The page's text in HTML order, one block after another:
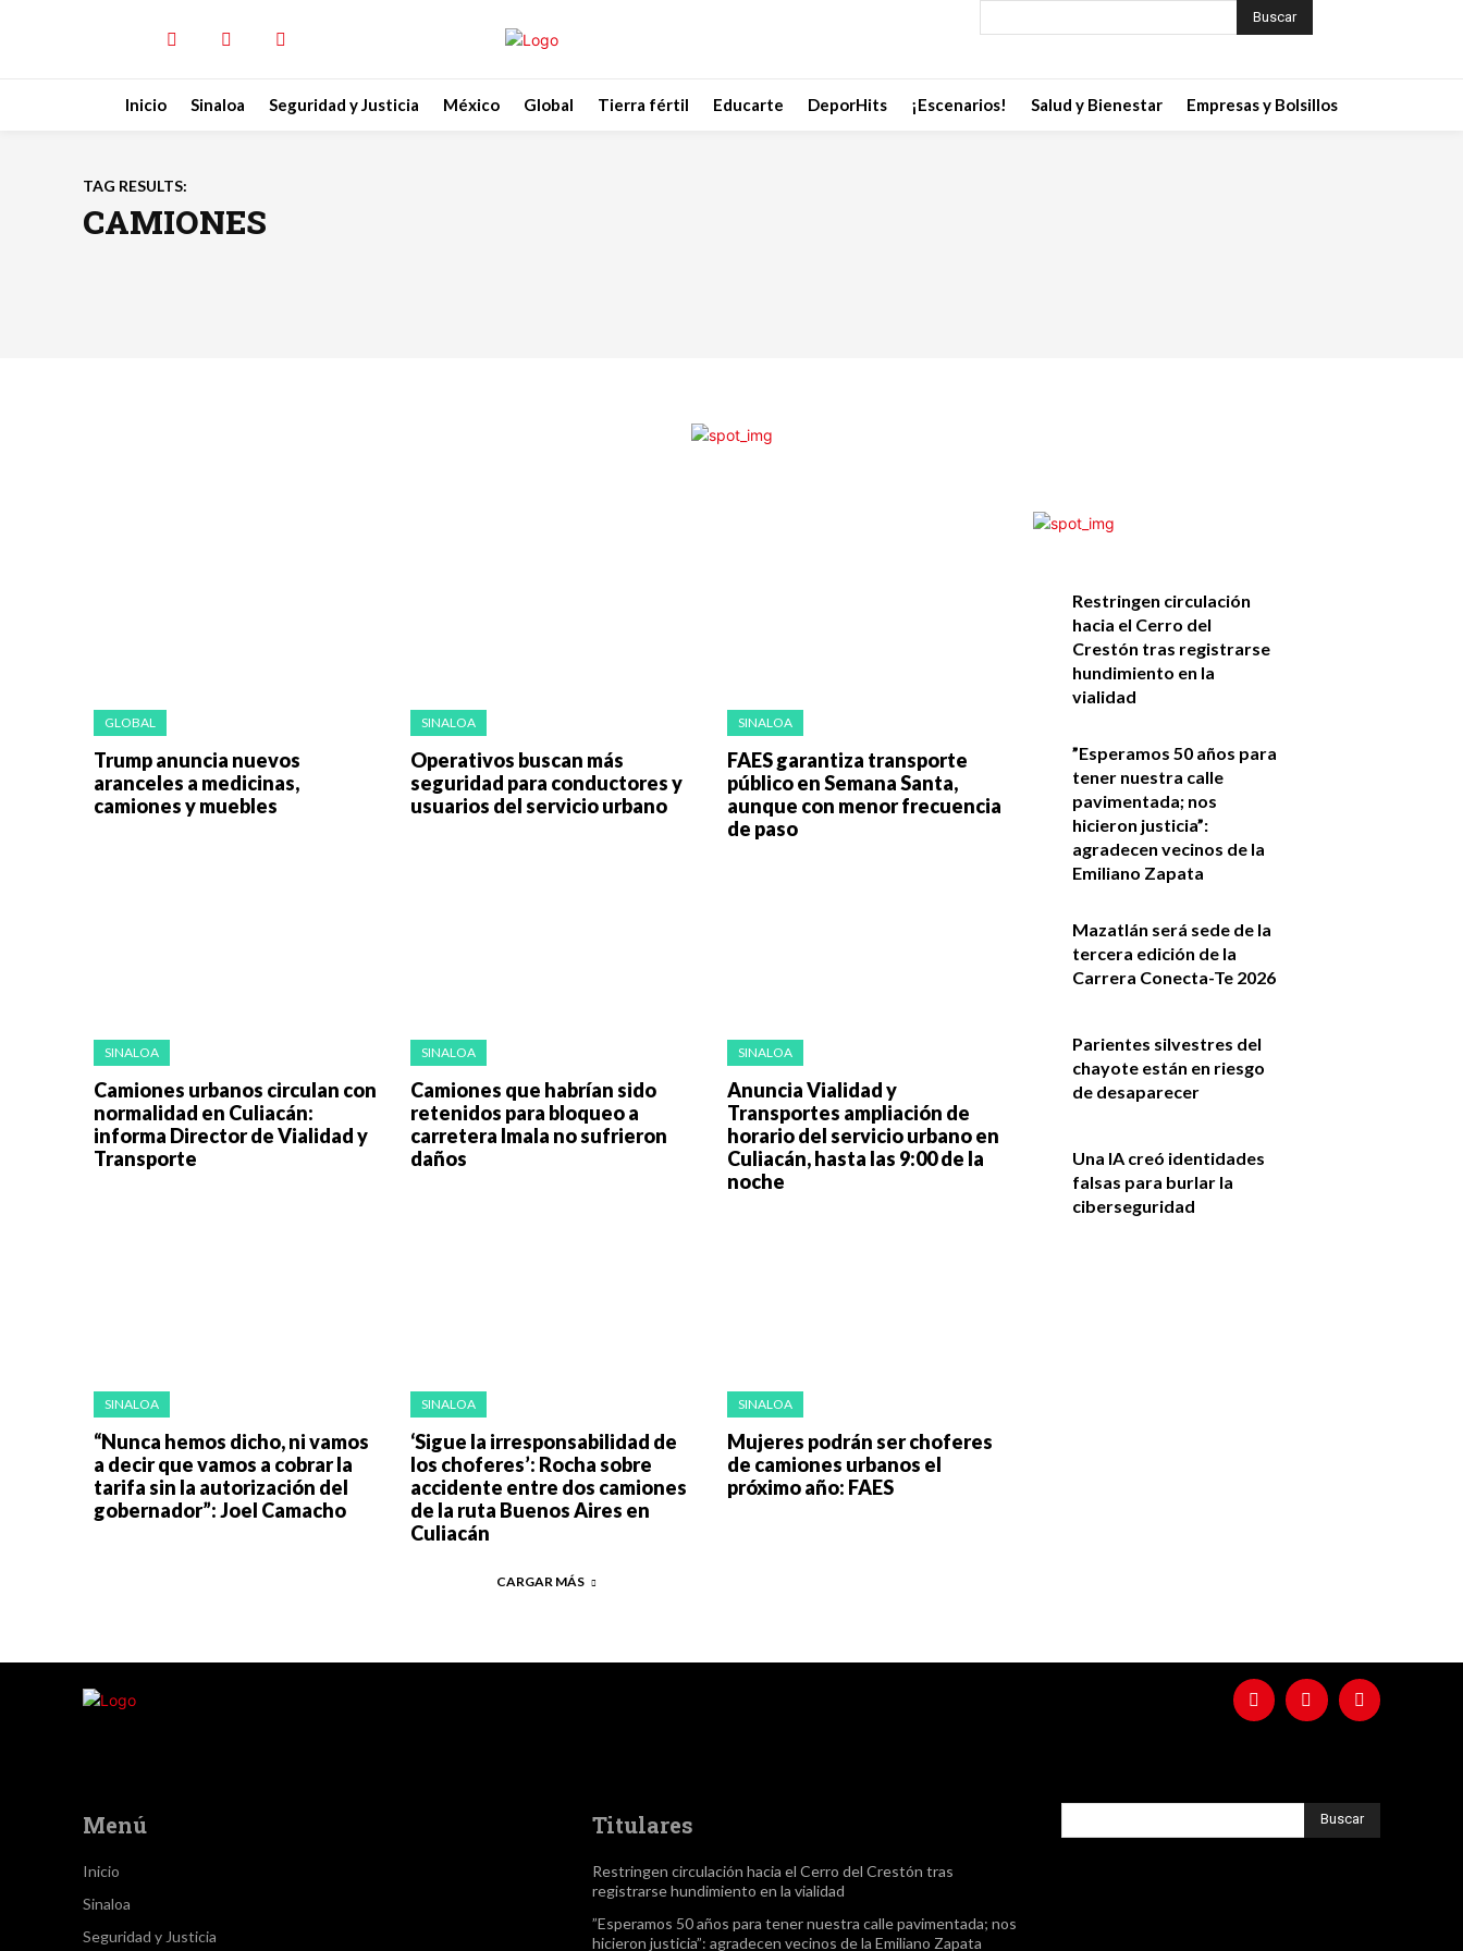
Buscar
Inicio Sinaloa Seguridad y Justicia México Global Tierra fértil Educarte DeporHits ¡Escenarios! Salud y Bienestar Empresas y Bolsillos
TAG RESULTS:
CAMIONES
GLOBAL
Trump anuncia nuevos
aranceles a medicinas,
camiones y muebles
SINALOA
Operativos buscan más
seguridad para conductores y
usuarios del servicio urbano
SINALOA
FAES garantiza transporte
público en Semana Santa,
aunque con menor frecuencia
de paso
SINALOA
Camiones urbanos circulan con
normalidad en Culiacán:
informa Director de Vialidad y
Transporte
SINALOA
Camiones que habrían sido
retenidos para bloqueo a
carretera Imala no sufrieron
daños
SINALOA
Anuncia Vialidad y
Transportes ampliación de
horario del servicio urbano en
Culiacán, hasta las 9:00 de la
noche
SINALOA
“Nunca hemos dicho, ni vamos
a decir que vamos a cobrar la
tarifa sin la autorización del
gobernador”: Joel Camacho
SINALOA
‘Sigue la irresponsabilidad de
los choferes’: Rocha sobre
accidente entre dos camiones
de la ruta Buenos Aires en
Culiacán
SINALOA
Mujeres podrán ser choferes
de camiones urbanos el
próximo año: FAES
CARGAR MÁS
Restringen circulación
hacia el Cerro del
Crestón tras registrarse
hundimiento en la
vialidad
”Esperamos 50 años para
tener nuestra calle
pavimentada; nos
hicieron justicia”:
agradecen vecinos de la
Emiliano Zapata
Mazatlán será sede de la
tercera edición de la
Carrera Conecta-Te 2026
Parientes silvestres del
chayote están en riesgo
de desaparecer
Una IA creó identidades
falsas para burlar la
ciberseguridad
Menú
Inicio
Sinaloa
Seguridad y Justicia
Titulares
Restringen circulación hacia el Cerro del Crestón tras
registrarse hundimiento en la vialidad
”Esperamos 50 años para tener nuestra calle pavimentada; nos
hicieron justicia”: agradecen vecinos de la Emiliano Zapata
Buscar